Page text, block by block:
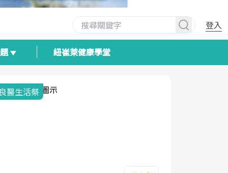
登入
紐崔萊健康學堂
與健康韌性的距離